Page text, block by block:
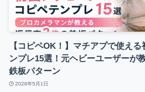
【コピペOK！】マチアプで使え
ンプレ15選！元ヘビーユーザーが
鉄板パターン
2026年5月1日